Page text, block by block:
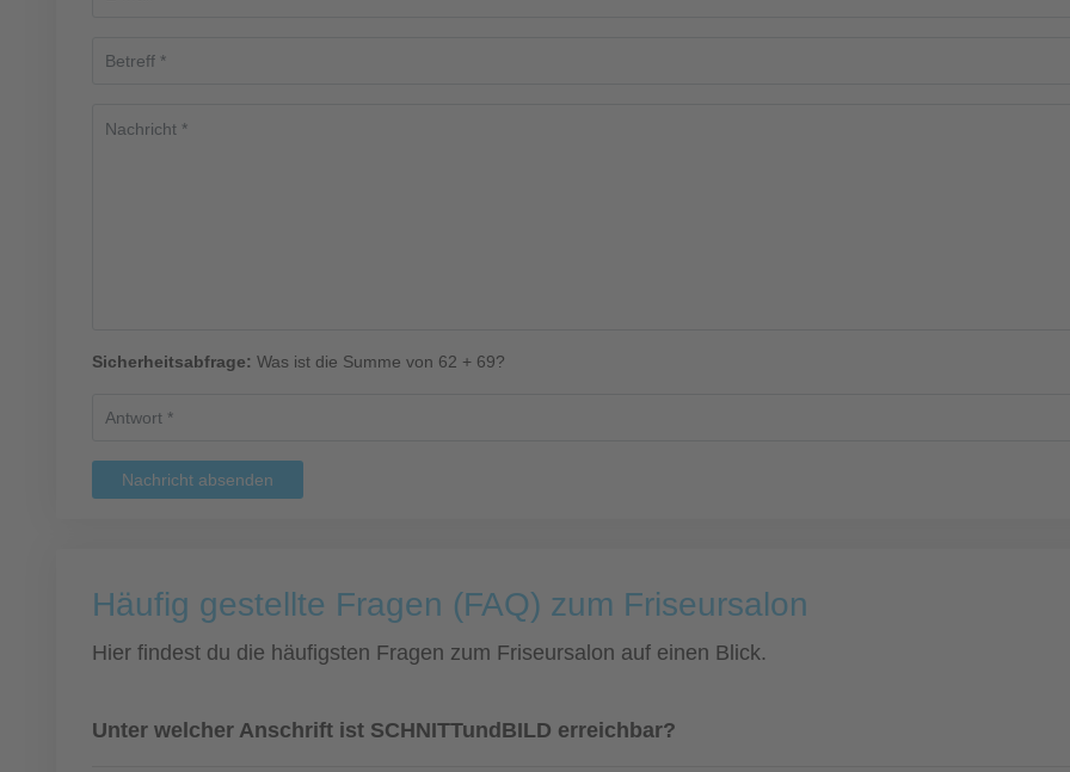
Sicherheitsabfrage: Was ist die Summe von 62 + 69?
Nachricht absenden
Häufig gestellte Fragen (FAQ) zum Friseursalon
Hier findest du die häufigsten Fragen zum Friseursalon auf einen Blick.
Unter welcher Anschrift ist SCHNITTundBILD erreichbar?